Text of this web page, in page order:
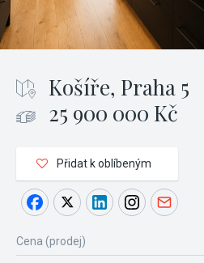
Košíře, Praha 5
25 900 000 Kč
Přidat k oblíbeným
Cena (prodej)